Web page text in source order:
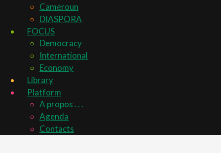
Cameroun
DIASPORA
FOCUS
Democracy
International
Economy
Library
Platform
A propos . . .
Agenda
Contacts